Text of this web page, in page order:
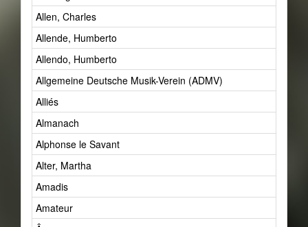
Allen, Charles
Allende, Humberto
Allendo, Humberto
Allgemeine Deutsche Musik-Verein (ADMV)
Alliés
Almanach
Alphonse le Savant
Alter, Martha
Amadis
Amateur